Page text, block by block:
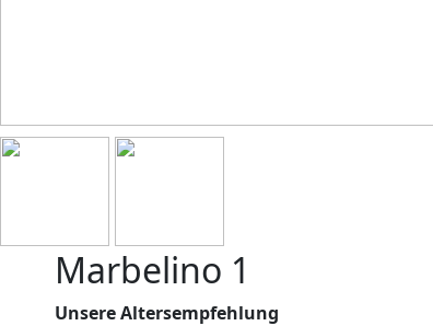
Marbelino 1
Unsere Altersempfehlung